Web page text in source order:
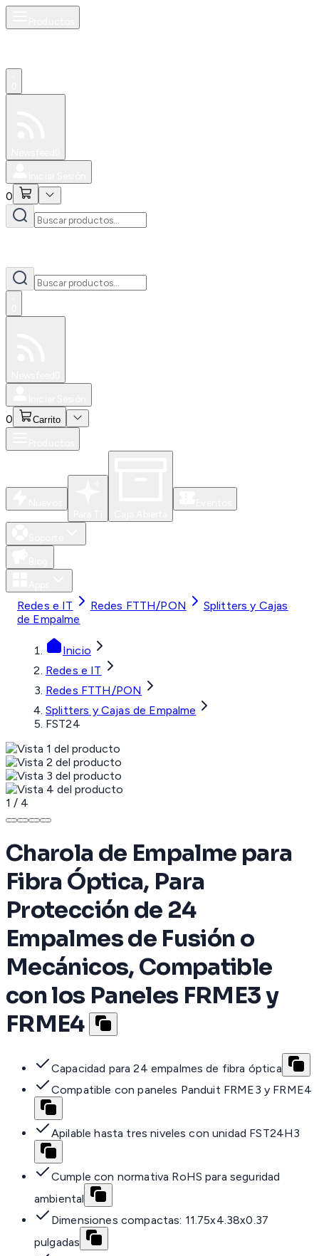
0
0 Carrito
Redes e IT Redes FTTH/PON
Splitters y Cajas
de Empalme
Inicio
Redes e IT
Redes FTTH/PON
Splitters y Cajas de Empalme
FST24
1 / 4
Charola de Empalme para
Fibra Óptica, Para
Protección de 24
Empalmes de Fusión o
Mecánicos, Compatible
con los Paneles FRME3 y
FRME4
Capacidad para 24 empalmes de fibra óptica
Compatible con paneles Panduit FRME3 y FRME4
Apilable hasta tres niveles con unidad FST24H3
Cumple con normativa RoHS para seguridad
ambiental
Dimensiones compactas: 11.75x4.38x0.37
pulgadas